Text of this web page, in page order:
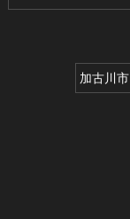
加古川市